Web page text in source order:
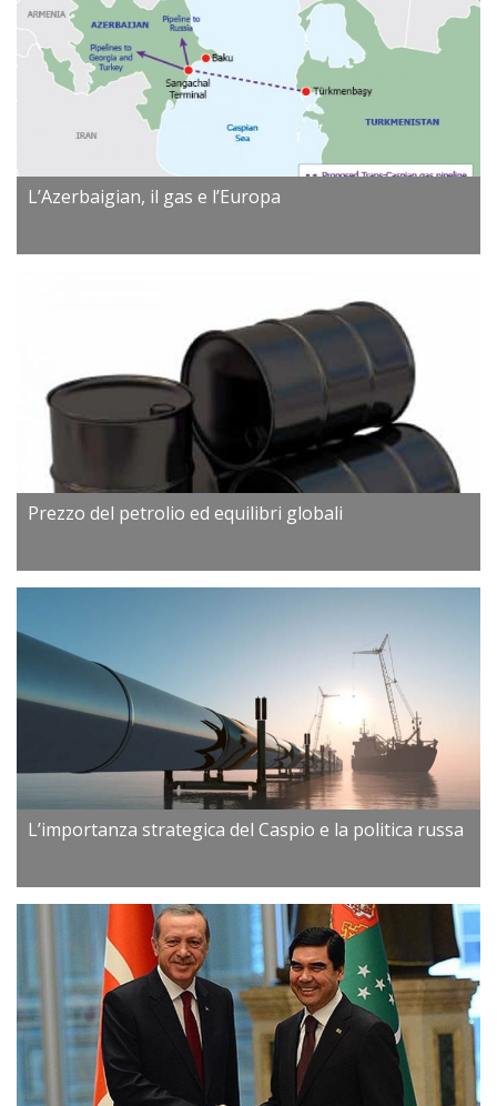
L’Azerbaigian, il gas e l’Europa
Prezzo del petrolio ed equilibri globali
L’importanza strategica del Caspio e la politica russa